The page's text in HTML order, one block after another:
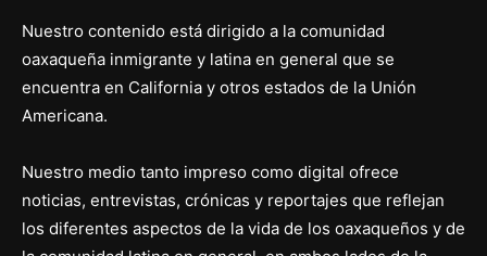
Nuestro contenido está dirigido a la comunidad
oaxaqueña inmigrante y latina en general que se
encuentra en California y otros estados de la Unión
Americana.
Nuestro medio tanto impreso como digital ofrece
noticias, entrevistas, crónicas y reportajes que reflejan
los diferentes aspectos de la vida de los oaxaqueños y de